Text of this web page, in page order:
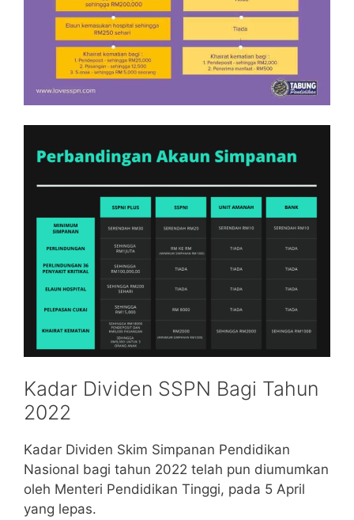
Kadar Dividen SSPN Bagi Tahun
2022
Kadar Dividen Skim Simpanan Pendidikan
Nasional bagi tahun 2022 telah pun diumumkan
oleh Menteri Pendidikan Tinggi, pada 5 April
yang lepas.